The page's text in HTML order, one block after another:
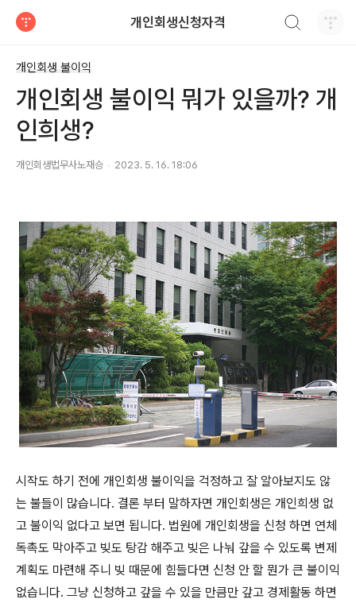
개인회생신청자격
개인회생 불이익
개인회생 불이익 뭐가 있을까? 개
인희생?
개인회생법무사노재승 2023. 5. 16. 18:06
시작도 하기 전에 개인회생 불이익을 걱정하고 잘 알아보지도 않
는 불들이 많습니다. 결론 부터 말하자면 개인회생은 개인희생 없
고 불이익 없다고 보면 됩니다. 법원에 개인회생을 신청 하면 연체
독촉도 막아주고 빚도 탕감 해주고 빚은 나눠 갚을 수 있도록 변제
계획도 마련해 주니 빚 때문에 힘들다면 신청 안 할 뭔가 큰 불이익
없습니다. 그냥 신청하고 갚을 수 있을 만큼만 갚고 경제활동 하면